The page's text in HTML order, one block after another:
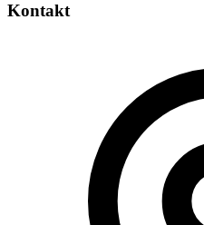
Kontakt